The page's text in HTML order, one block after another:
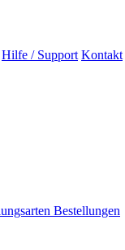
Hilfe / Support Kontakt
Bestellungen